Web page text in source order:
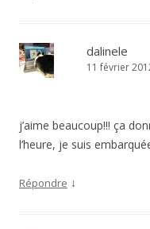
dalinele
11 février
j’aime beaucoup!!! ça
l’heure, je suis
Répondre ↓